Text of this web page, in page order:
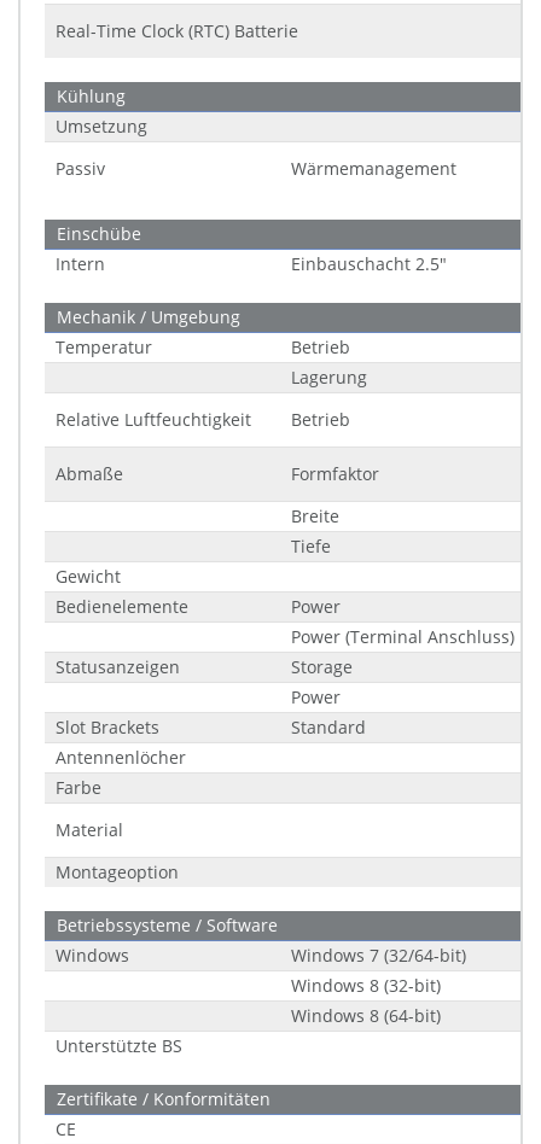
Real-Time Clock (RTC) Batterie
Kühlung
Umsetzung
Passiv
Wärmemanagement
Einschübe
Intern
Einbauschacht 2.5"
Mechanik / Umgebung
Temperatur
Betrieb
Lagerung
Relative Luftfeuchtigkeit
Betrieb
Abmaße
Formfaktor
Breite
Tiefe
Gewicht
Bedienelemente
Power
Power (Terminal Anschluss)
Statusanzeigen
Storage
Power
Slot Brackets
Standard
Antennenlöcher
Farbe
Material
Montageoption
Betriebssysteme / Software
Windows
Windows 7 (32/64-bit)
Windows 8 (32-bit)
Windows 8 (64-bit)
Unterstützte BS
Zertifikate / Konformitäten
CE